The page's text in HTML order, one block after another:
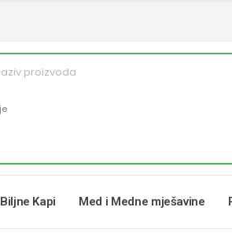
Biljne Kapi Med i Medne mješavine